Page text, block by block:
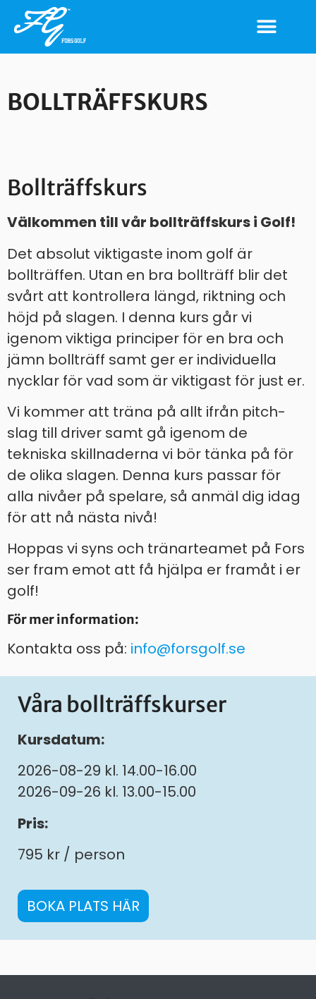
BOLLTRÄFFSKURS
Bollträffskurs
Välkommen till vår bollträffskurs i Golf!
Det absolut viktigaste inom golf är
bollträffen. Utan en bra bollträff blir det
svårt att kontrollera längd, riktning och
höjd på slagen. I denna kurs går vi
igenom viktiga principer för en bra och
jämn bollträff samt ger er individuella
nycklar för vad som är viktigast för just er.
Vi kommer att träna på allt ifrån pitch-
slag till driver samt gå igenom de
tekniska skillnaderna vi bör tänka på för
de olika slagen. Denna kurs passar för
alla nivåer på spelare, så anmäl dig idag
för att nå nästa nivå!
Hoppas vi syns och tränarteamet på Fors
ser fram emot att få hjälpa er framåt i er
golf!
För mer information:
Kontakta oss på: info@forsgolf.se
Våra bollträffskurser
Kursdatum:
2026-08-29 kl. 14.00-16.00
2026-09-26 kl. 13.00-15.00
Pris:
795 kr / person
BOKA PLATS HÄR